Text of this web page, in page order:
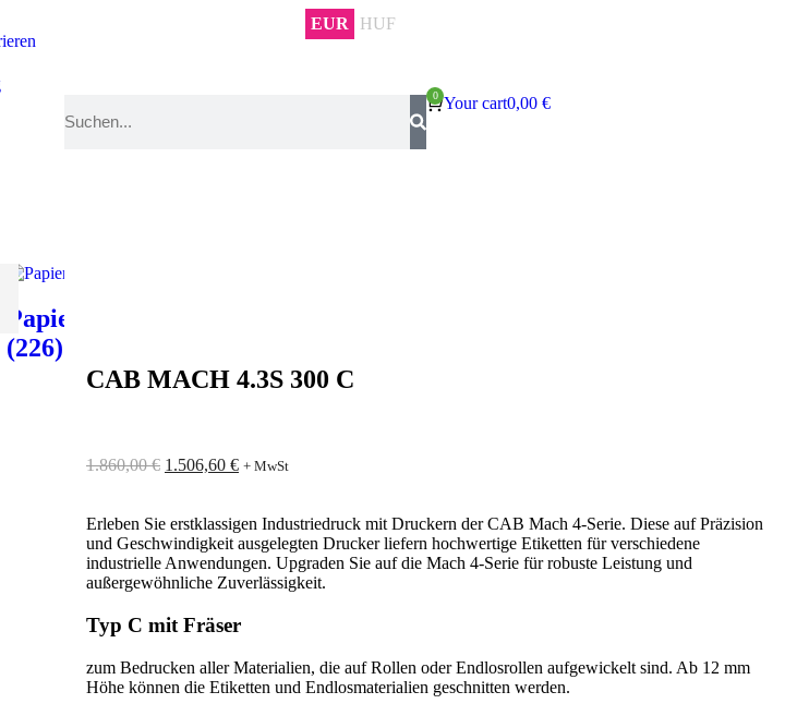
EUR HUF
Papier
(226)
Your cart0,00 €
CAB MACH 4.3S 300 C
1.860,00€ 1.506,60 € + MwSt
Erleben Sie erstklassigen Industriedruck mit Druckern der CAB Mach 4-Serie. Diese auf Präzision
und Geschwindigkeit ausgelegten Drucker liefern hochwertige Etiketten für verschiedene
industrielle Anwendungen. Upgraden Sie auf die Mach 4-Serie für robuste Leistung und
außergewöhnliche Zuverlässigkeit.
Typ C mit Fräser
zum Bedrucken aller Materialien, die auf Rollen oder Endlosrollen aufgewickelt sind. Ab 12 mm
Höhe können die Etiketten und Endlosmaterialien geschnitten werden.